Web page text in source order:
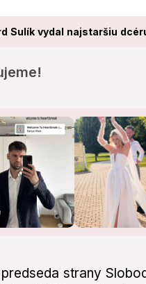
Sulík vydal najstaršiu
strany